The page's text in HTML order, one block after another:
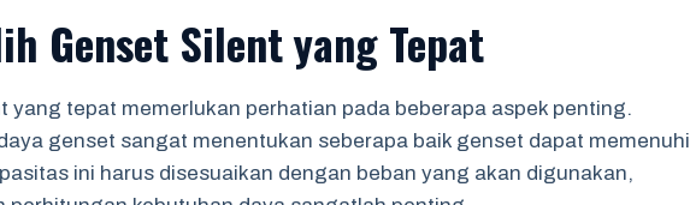
Genset Silent yang Tepat
yang tepat memerlukan perhatian pada beberapa aspek penting.
genset sangat menentukan seberapa baik genset dapat memenuhi
ini harus disesuaikan dengan beban yang akan digunakan,